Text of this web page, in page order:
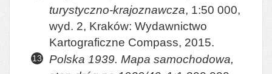
turystyczno-krajoznawcza, 1:50 000,
wyd. 2, Kraków: Wydawnictwo
Kartograficzne Compass, 2015.
Polska 1939. Mapa samochodowa,